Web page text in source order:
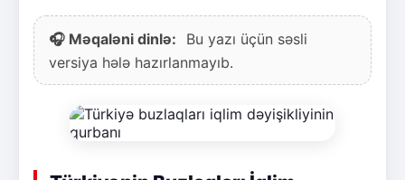
🎧 Məqaləni dinlə:
Bu yazı üçün səsli
versiya hələ hazırlanmayıb.